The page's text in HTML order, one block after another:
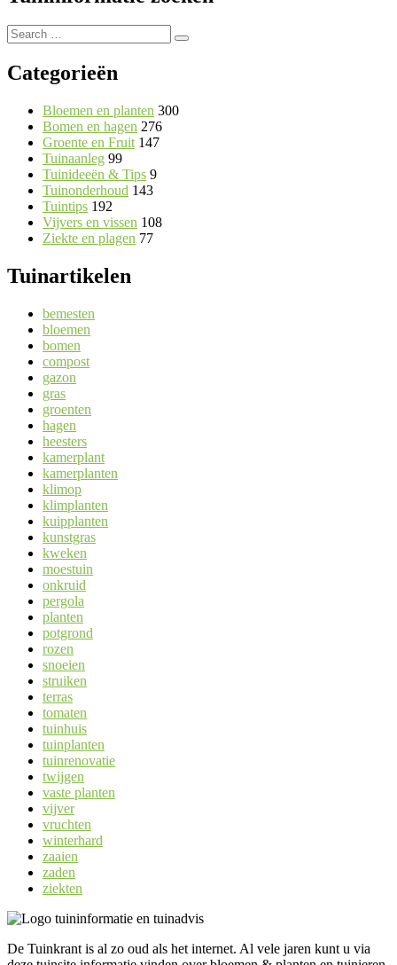
Search
for:
Search
Categorieën
Bloemen en planten 300
Bomen en hagen 276
Groente en Fruit 147
Tuinaanleg 99
Tuinideeën & Tips 9
Tuinonderhoud 143
Tuintips 192
Vijvers en vissen 108
Ziekte en plagen 77
Tuinartikelen
bemesten
bloemen
bomen
compost
gazon
gras
groenten
hagen
heesters
kamerplant
kamerplanten
klimop
klimplanten
kuipplanten
kunstgras
kweken
moestuin
onkruid
pergola
planten
potgrond
rozen
snoeien
struiken
terras
tomaten
tuinhuis
tuinplanten
tuinrenovatie
twijgen
vaste planten
vijver
vruchten
winterhard
zaaien
zaden
ziekten
De Tuinkrant is al zo oud als het internet. Al vele jaren kunt u via